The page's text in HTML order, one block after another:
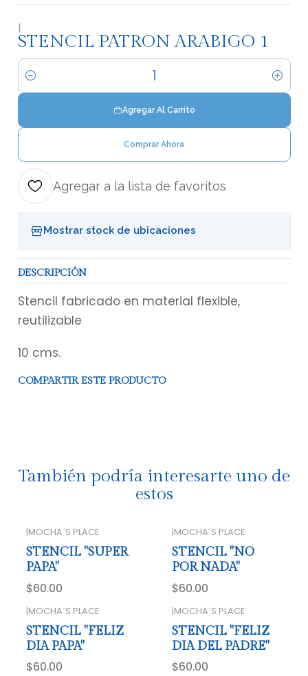
|
STENCIL PATRON ARABIGO 1
Cantidad
Agregar Al Carrito
Comprar Ahora
Agregar a la lista de favoritos
Mostrar stock de ubicaciones
DESCRIPCIÓN
Stencil fabricado en material flexible,
reutilizable
10 cms.
COMPARTIR ESTE PRODUCTO
También podría interesarte uno de
estos
|MOCHA´S PLACE
STENCIL "SUPER
PAPA"
$60.00
|MOCHA´S PLACE
STENCIL "NO
POR NADA"
$60.00
|MOCHA´S PLACE
STENCIL "FELIZ
DIA PAPA"
$60.00
|MOCHA´S PLACE
STENCIL "FELIZ
DIA DEL PADRE"
$60.00